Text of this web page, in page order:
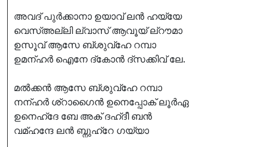
അവദ് പുർക്കാനാ ഉയാവ് ലൻ ഹയ്യേ
വെസ്അല്ലി ല്വാസ് ആവൂയ് ല്റൗമാ
ഉസൂവ് ആസേ ബ്ശുവ്ഹേ റമ്പാ
ഉമന്ഹർ ഐനേ ദ്കോൻ ദ്സക്കിവ് ലേ.
മൽക്കൻ ആസേ ബ്ശുവ്ഹേ റമ്പാ
നന്ഹർ ശ്റാഗൈൻ ഉനെപ്പോക് ലൂർഏ
ഉനെഹ്ദേ ബേ അക് ദഹ്ദീ ബൻ
വമ്ഹന്ദേ ലൻ ബ്നുഹ്റേ ഗയ്യാ